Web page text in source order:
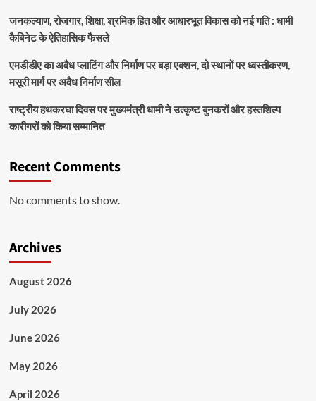
जनकल्याण, रोजगार, शिक्षा, श्रमिक हित और आधारभूत विकास को नई गति : धामी
कैबिनेट के ऐतिहासिक फैसले
एमडीडीए का अवैध प्लाटिंग और निर्माण पर बड़ा एक्शन, दो स्थानों पर ध्वस्तीकरण,
मसूरी मार्ग पर अवैध निर्माण सील
राष्ट्रीय हथकरघा दिवस पर मुख्यमंत्री धामी ने उत्कृष्ट बुनकरों और हस्तशिल्प
कारीगरों को किया सम्मानित
Recent Comments
No comments to show.
Archives
August 2026
July 2026
June 2026
May 2026
April 2026